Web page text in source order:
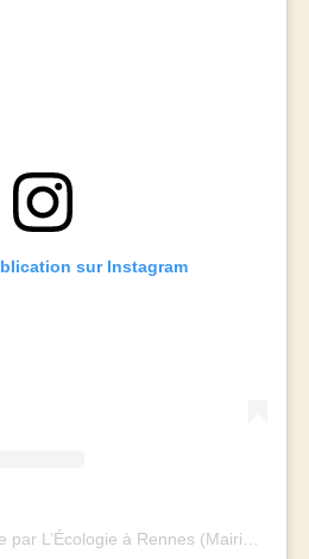
sur Instagram